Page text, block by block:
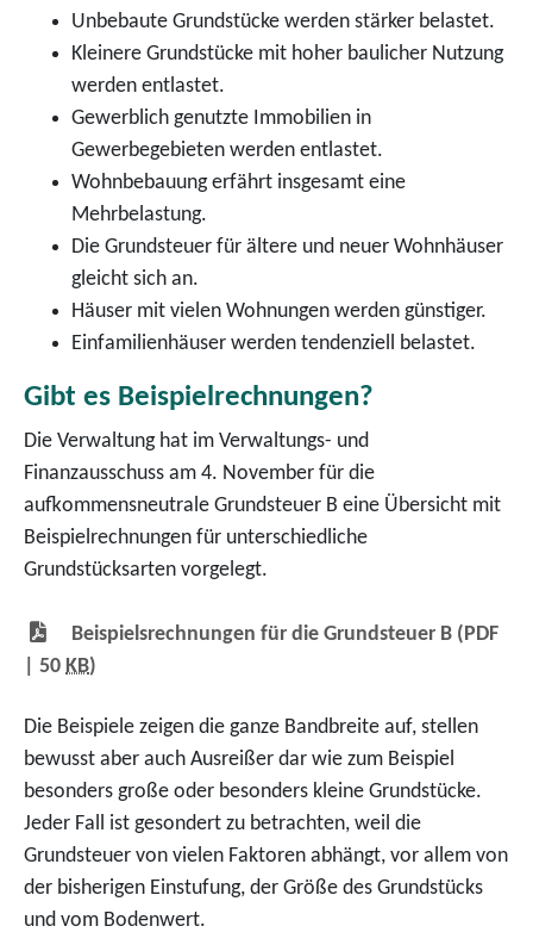
Unbebaute Grundstücke werden stärker belastet.
Kleinere Grundstücke mit hoher baulicher Nutzung
werden entlastet.
Gewerblich genutzte Immobilien in
Gewerbegebieten werden entlastet.
Wohnbebauung erfährt insgesamt eine
Mehrbelastung.
Die Grundsteuer für ältere und neuer Wohnhäuser
gleicht sich an.
Häuser mit vielen Wohnungen werden günstiger.
Einfamilienhäuser werden tendenziell belastet.
Gibt es Beispielrechnungen?
Die Verwaltung hat im Verwaltungs- und
Finanzausschuss am 4. November für die
aufkommensneutrale Grundsteuer B eine Übersicht mit
Beispielrechnungen für unterschiedliche
Grundstücksarten vorgelegt.
Beispielsrechnungen für die Grundsteuer B (PDF
| 50 KB)
Die Beispiele zeigen die ganze Bandbreite auf, stellen
bewusst aber auch Ausreißer dar wie zum Beispiel
besonders große oder besonders kleine Grundstücke.
Jeder Fall ist gesondert zu betrachten, weil die
Grundsteuer von vielen Faktoren abhängt, vor allem von
der bisherigen Einstufung, der Größe des Grundstücks
und vom Bodenwert.